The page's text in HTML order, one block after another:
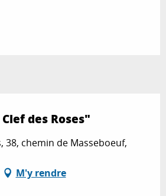
des Roses"
38, chemin de Masseboeuf,
M'y rendre